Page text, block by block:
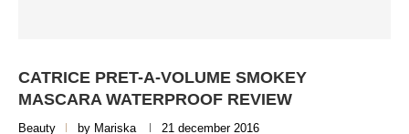
CATRICE PRET-A-VOLUME SMOKEY
MASCARA WATERPROOF REVIEW
Beauty by Mariska 21 december 2016